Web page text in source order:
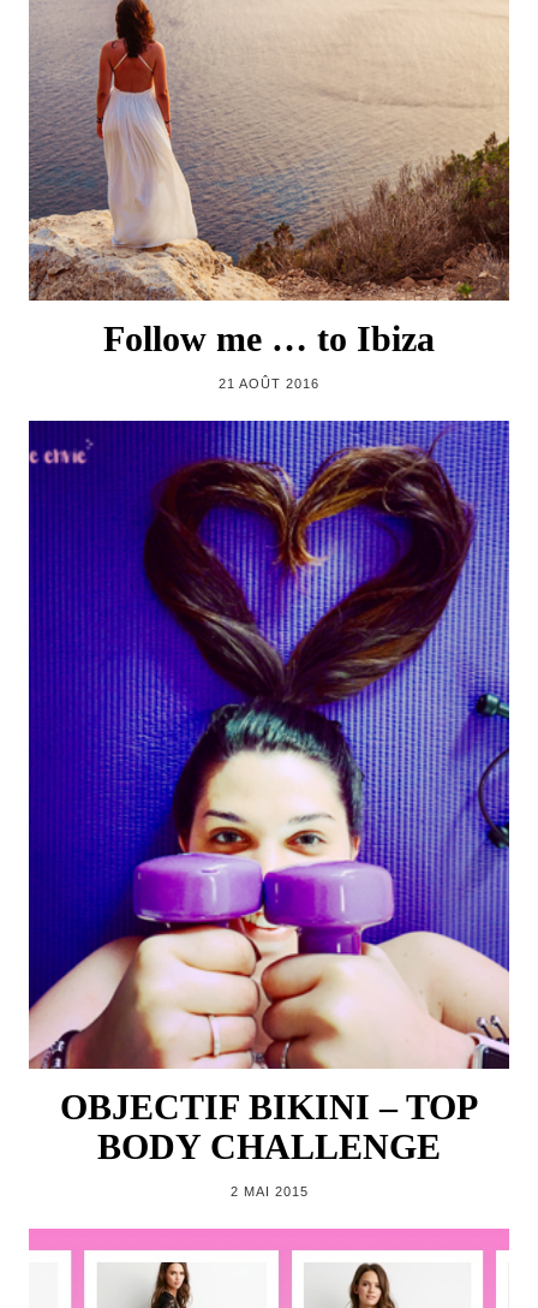
Follow me … to Ibiza
21 AOÛT 2016
OBJECTIF BIKINI – TOP
BODY CHALLENGE
2 MAI 2015